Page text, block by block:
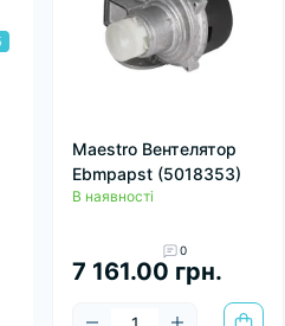
Maestro Вентелятор
Ebmpapst (5018353)
В наявності
0
7 161.00 грн.